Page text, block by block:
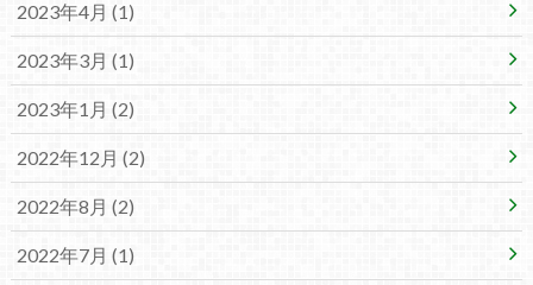
2023年4月 (1)
2023年3月 (1)
2023年1月 (2)
2022年12月 (2)
2022年8月 (2)
2022年7月 (1)